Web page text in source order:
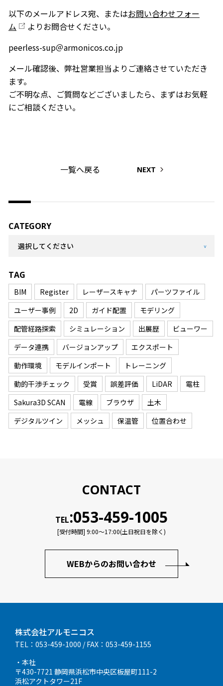
以下のメールアドレス宛、またはお問い合わせフォー
ム
よりお問合せください。
peerless-sup＠armonicos.co.jp
メール確認後、弊社営業担当よりご連絡させていただき
ます。
ご不明な点、ご質問などございましたら、まずはお気軽
にご相談ください。
一覧へ戻る NEXT
CATEGORY
TAG
BIM Register レーザースキャナ
パーツファイル
ユーザー事例
2D ガイド配置
モデリング
配管経路探索
シミュレーション 出展歴
ビューワー
データ連携
バージョンアップ
エクスポート
動作環境
モデルインポート
トレーニング
動的干渉チェック
受賞 誤差評価 LiDAR
電柱
Sakura3D SCAN
電線 ブラウザ
土木
デジタルツイン
メッシュ 保温管 位置合わせ
CONTACT
TEL:053-459-1005
[受付時間] 9:00〜17:00(土日祝日を除く)
WEBからのお問い合わせ
株式会社アルモニコス
TEL：053-459-1000 / FAX：053-459-1155
・本社
〒430-7721 静岡県浜松市中央区板屋町111-2
浜松アクトタワー21F